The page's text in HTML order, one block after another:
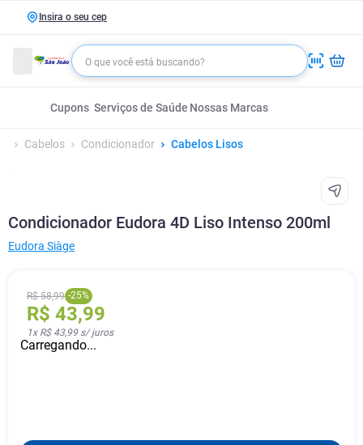
Insira o seu cep
Cupons Serviços de Saúde Nossas Marcas
Cabelos Condicionador Cabelos Lisos
Condicionador Eudora 4D Liso Intenso 200ml
Eudora Siàge
R$ 58,99 -25%
R$ 43,99
1x R$ 43,99s/ juros
Carregando...